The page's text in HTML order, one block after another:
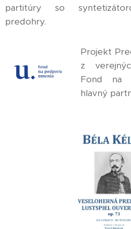
partitúry so
predohry.
Projekt
z
Fond na
hlavný